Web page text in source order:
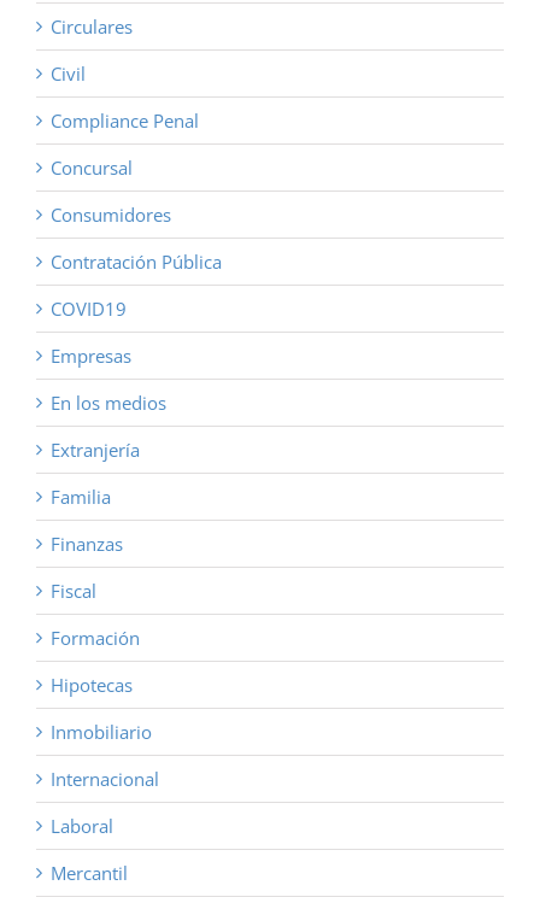
Circulares
Civil
Compliance Penal
Concursal
Consumidores
Contratación Pública
COVID19
Empresas
En los medios
Extranjería
Familia
Finanzas
Fiscal
Formación
Hipotecas
Inmobiliario
Internacional
Laboral
Mercantil